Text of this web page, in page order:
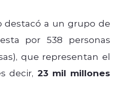
destacó a un grupo de
por 538 personas
que representan el
decir, 23 mil millones